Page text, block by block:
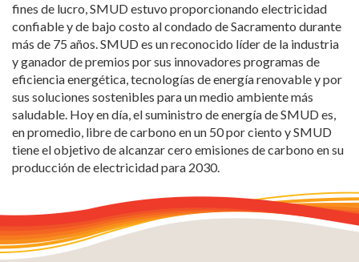
fines de lucro, SMUD estuvo proporcionando electricidad
confiable y de bajo costo al condado de Sacramento durante
más de 75 años. SMUD es un reconocido líder de la industria
y ganador de premios por sus innovadores programas de
eficiencia energética, tecnologías de energía renovable y por
sus soluciones sostenibles para un medio ambiente más
saludable. Hoy en día, el suministro de energía de SMUD es,
en promedio, libre de carbono en un 50 por ciento y SMUD
tiene el objetivo de alcanzar cero emisiones de carbono en su
producción de electricidad para 2030.